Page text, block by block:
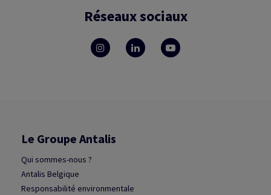
Réseaux sociaux
Le Groupe Antalis
Qui sommes-nous ?
Antalis Belgique
Responsabilité environmentale